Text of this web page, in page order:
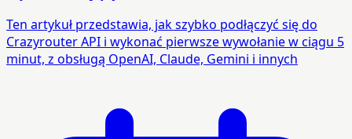
Ten artykuł przedstawia, jak szybko podłączyć się do
Crazyrouter API i wykonać pierwsze wywołanie w ciągu 5
minut, z obsługą OpenAI, Claude, Gemini i innych